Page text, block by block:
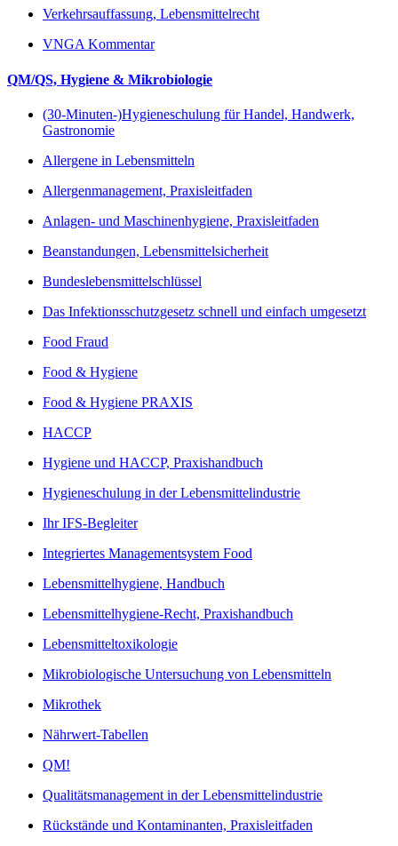
Verkehrsauffassung, Lebensmittelrecht
VNGA Kommentar
QM/QS, Hygiene & Mikrobiologie
(30-Minuten-)Hygieneschulung für Handel, Handwerk,
Gastronomie
Allergene in Lebensmitteln
Allergenmanagement, Praxisleitfaden
Anlagen- und Maschinenhygiene, Praxisleitfaden
Beanstandungen, Lebensmittelsicherheit
Bundeslebensmittelschlüssel
Das Infektionsschutzgesetz schnell und einfach umgesetzt
Food Fraud
Food & Hygiene
Food & Hygiene PRAXIS
HACCP
Hygiene und HACCP, Praxishandbuch
Hygieneschulung in der Lebensmittelindustrie
Ihr IFS-Begleiter
Integriertes Managementsystem Food
Lebensmittelhygiene, Handbuch
Lebensmittelhygiene-Recht, Praxishandbuch
Lebensmitteltoxikologie
Mikrobiologische Untersuchung von Lebensmitteln
Mikrothek
Nährwert-Tabellen
QM!
Qualitätsmanagement in der Lebensmittelindustrie
Rückstände und Kontaminanten, Praxisleitfaden